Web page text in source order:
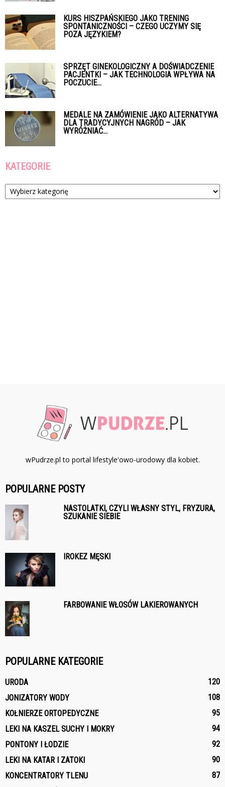
KURS HISZPAŃSKIEGO JAKO TRENING
SPONTANICZNOŚCI – CZEGO UCZYMY SIĘ
POZA JĘZYKIEM?
SPRZĘT GINEKOLOGICZNY A DOŚWIADCZENIE
PACJENTKI – JAK TECHNOLOGIA WPŁYWA NA
POCZUCIE...
MEDALE NA ZAMÓWIENIE JAKO ALTERNATYWA
DLA TRADYCYJNYCH NAGRÓD – JAK
WYRÓŻNIAĆ...
KATEGORIE
Kategorie
wPudrze.pl to portal lifestyle'owo-urodowy dla kobiet.
POPULARNE POSTY
NASTOLATKI, CZYLI WŁASNY STYL, FRYZURA,
SZUKANIE SIEBIE
IROKEZ MĘSKI
FARBOWANIE WŁOSÓW LAKIEROWANYCH
POPULARNE KATEGORIE
URODA
120
JONIZATORY WODY
108
KOŁNIERZE ORTOPEDYCZNE
95
LEKI NA KASZEL SUCHY I MOKRY
94
PONTONY I ŁODZIE
92
LEKI NA KATAR I ZATOKI
90
KONCENTRATORY TLENU
87